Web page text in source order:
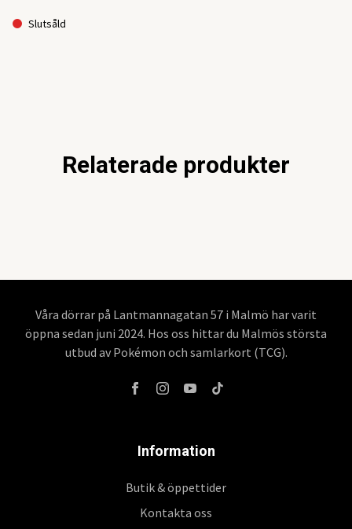
Slutsåld
Relaterade produkter
Våra dörrar på Lantmannagatan 57 i Malmö har varit
öppna sedan juni 2024. Hos oss hittar du Malmös största
utbud av Pokémon och samlarkort (TCG).
Information
Butik & öppettider
Kontakta oss